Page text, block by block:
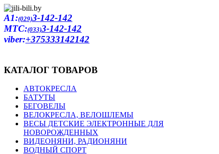
A1:(029)3-142-142
MTC:(033)3-142-142
viber:+375333142142
КАТАЛОГ ТОВАРОВ
АВТОКРЕСЛА
БАТУТЫ
БЕГОВЕЛЫ
ВЕЛОКРЕСЛА, ВЕЛОШЛЕМЫ
ВЕСЫ ДЕТСКИЕ ЭЛЕКТРОННЫЕ ДЛЯ
НОВОРОЖДЕННЫХ
ВИДЕОНЯНИ, РАДИОНЯНИ
ВОДНЫЙ СПОРТ